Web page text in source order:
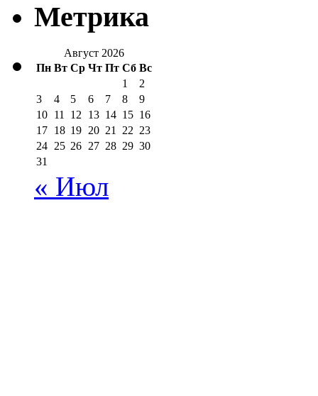
Метрика
Август 2026
Пн Вт Ср Чт Пт Сб Вс
1
2
3
4 5 6 7 8
9
10 11 12 13 14 15 16
17 18 19 20 21 22 23
24 25 26 27 28 29 30
31
« Июл